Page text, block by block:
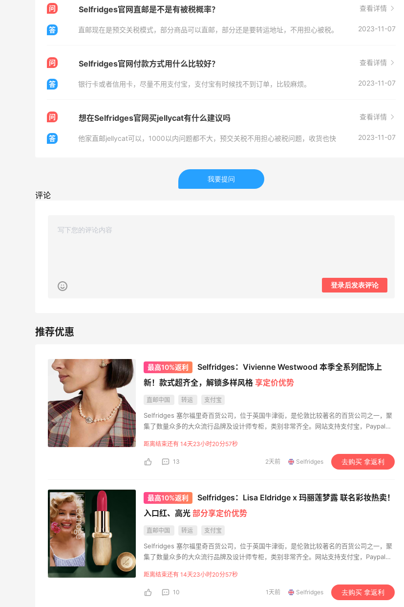
问 Selfridges官网直邮是不是有被税概率？ 查看详情
答 直邮现在是预交关税模式，部分商品可以直邮，部分还是要转运地址，不用担心被税。 2023-11-07
问 Selfridges官网付款方式用什么比较好？ 查看详情
答 银行卡或者信用卡，尽量不用支付宝，支付宝有时候找不到订单，比较麻烦。 2023-11-07
问 想在Selfridges官网买jellycat有什么建议吗 查看详情
答 他家直邮jellycat可以，1000以内问题都不大，预交关税不用担心被税问题，收货也快 2023-11-07
我要提问
评论
登录后发表评论
最高10%返利
Selfridges：Vivienne Westwood 本季全系列配饰上
新！款式超齐全，解锁多样风格 享定价优势
直邮中国 转运 支付宝
Selfridges 塞尔福里奇百货公司，位于英国牛津街，是伦敦比较著名的百货公司之一，聚
集了数量众多的大众流行品牌及设计师专柜，类别非常齐全。网站支持支付宝，Paypal和
民币参与全年全球免邮的Selfridges+计划。配送至中国一般5个工作日可到货，自动扣除
英国的产品附加税，自动加上国内关税。提供28日内无理由退货服务。此外，比较近推出
的中文官网更为方便中国顾客消费，可以使用简体中文浏览和选购。 Reselfridges的产品
Reselfridges提供二手精品选购、产品续装、维修保养等多元服务。 加入Selfridges+会
员，即可尊享全年英国境内次日免费送达。
距离结束还有 14天23小时20分55秒
13 2天前 Selfridges 去购买 拿返利
最高10%返利
Selfridges：Lisa Eldridge x 玛丽莲梦露 联名彩妆热卖！
入口红、高光 部分享定价优势
直邮中国 转运 支付宝
Selfridges 塞尔福里奇百货公司，位于英国牛津街，是伦敦比较著名的百货公司之一，聚
集了数量众多的大众流行品牌及设计师专柜，类别非常齐全。网站支持支付宝，Paypal和
民币参与全年全球免邮的Selfridges+计划。配送至中国一般5个工作日可到货，自动扣除
英国的产品附加税，自动加上国内关税。提供28日内无理由退货服务。此外，比较近推出
的中文官网更为方便中国顾客消费，可以使用简体中文浏览和选购。 Reselfridges的产品
距离结束还有 14天23小时20分55秒
10 1天前 Selfridges 去购买 拿返利
关注兰蔻、雅诗兰黛等 每日更新
新人首单享8折
满$200享8.5折优惠+部分送好礼
Mac Duggal
ERGO Baby
RFM Denim
瑞幸生椰拿铁喝腻了！发现小黄油拿铁也
不错哦！
08月08日
淘宝闪购点必胜客，55海淘返利跟单拿来
绑券
淘宝买维达抽纸，给家里囤点货！
08月08日
闪购买李若桃酸奶，2杯很划算！！
高端面霜欧米达钻石面霜购入
08月08日
苦巧咸酪碎银子 | 喜茶最夯的一杯️
深夜美食，打卡自贡小烧烤